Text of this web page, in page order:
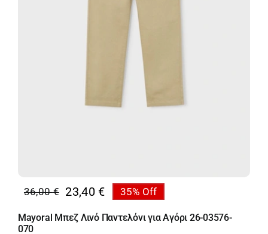
36,00€
Original
price
was:
23,40 €
Η
τρέχουσα
τιμή
35% Off
Mayoral Μπεζ Λινό Παντελόνι για Αγόρι 26-03576-
070